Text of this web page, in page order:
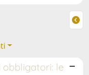
obbligatori: le